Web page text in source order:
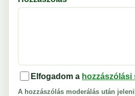
Elfogadom a hozzászólási
A hozzászólás moderálás után